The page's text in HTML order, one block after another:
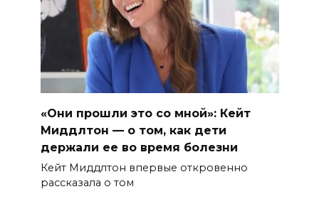
«Они прошли это со мной»: Кейт
Миддлтон — о том, как дети
держали ее во время болезни
Кейт Миддлтон впервые откровенно
рассказала о том